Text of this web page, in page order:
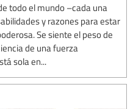
todo el mundo –cada una
y razones para estar
Se siente el peso de
de una fuerza
sola en...